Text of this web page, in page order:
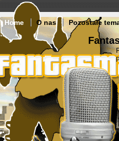
Home O nas Pozostałe